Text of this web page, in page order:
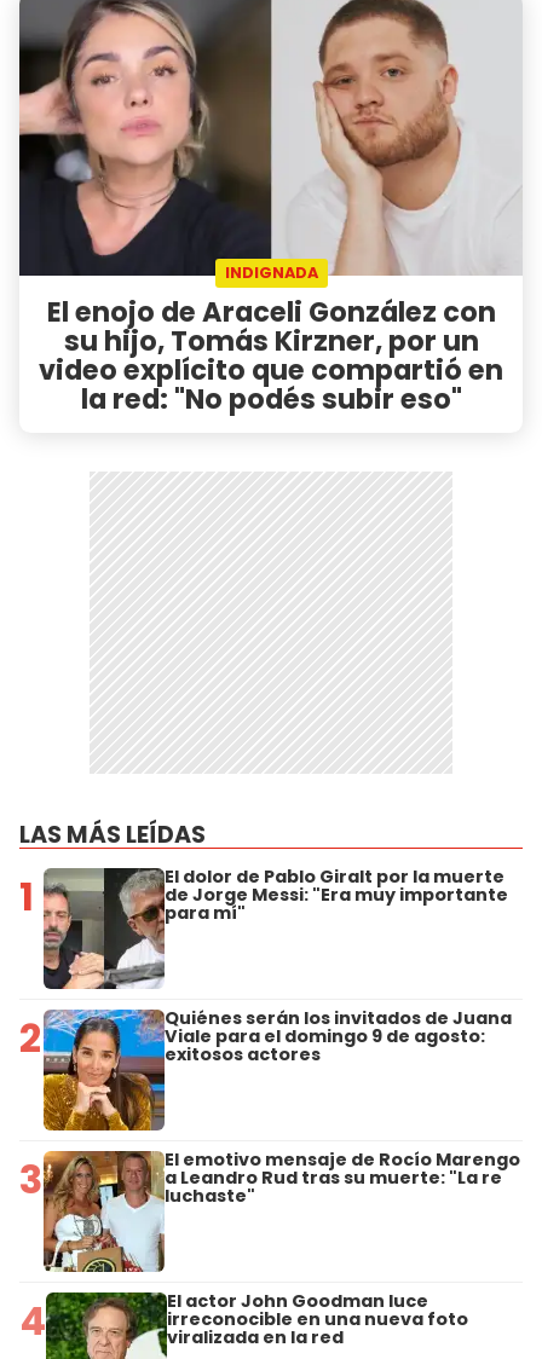
INDIGNADA
El enojo de Araceli González con
su hijo, Tomás Kirzner, por un
video explícito que compartió en
la red: "No podés subir eso"
LAS MÁS LEÍDAS
1 El dolor de Pablo Giralt por la muerte
de Jorge Messi: "Era muy importante
para mí"
2 Quiénes serán los invitados de Juana
Viale para el domingo 9 de agosto:
exitosos actores
3 El emotivo mensaje de Rocío Marengo
a Leandro Rud tras su muerte: "La re
luchaste"
4 El actor John Goodman luce
irreconocible en una nueva foto
viralizada en la red